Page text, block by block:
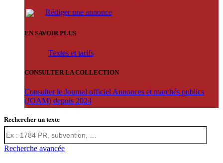
Rédiger une annonce
EN SAVOIR PLUS
Textes et tarifs
CONSULTER LA COLLECTION
Consulter le Journal officiel Annonces et marchés publics
(JOAM) depuis 2024
Rechercher un texte
Recherche avancée